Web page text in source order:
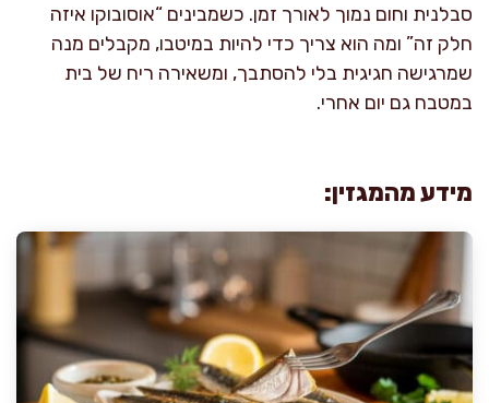
סבלנית וחום נמוך לאורך זמן. כשמבינים “אוסובוקו איזה
חלק זה” ומה הוא צריך כדי להיות במיטבו, מקבלים מנה
שמרגישה חגיגית בלי להסתבך, ומשאירה ריח של בית
במטבח גם יום אחרי.
מידע מהמגזין: